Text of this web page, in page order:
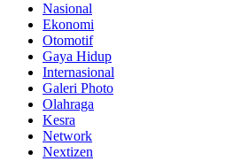
Nasional
Ekonomi
Otomotif
Gaya Hidup
Internasional
Galeri Photo
Olahraga
Kesra
Network
Nextizen